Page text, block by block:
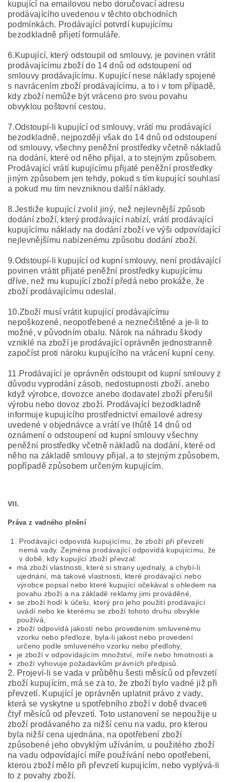
kupující na emailovou nebo doručovací adresu
prodávajícího uvedenou v těchto obchodních
podmínkách. Prodávající potvrdí kupujícímu
bezodkladně přijetí formuláře.
6.Kupující, který odstoupil od smlouvy, je povinen vrátit
prodávajícímu zboží do 14 dnů od odstoupení od
smlouvy prodávajícímu. Kupující nese náklady spojené
s navrácením zboží prodávajícímu, a to i v tom případě,
kdy zboží nemůže být vráceno pro svou povahu
obvyklou poštovní cestou.
7.Odstoupí-li kupující od smlouvy, vrátí mu prodávající
bezodkladně, nejpozději však do 14 dnů od odstoupení
od smlouvy, všechny peněžní prostředky včetně nákladů
na dodání, které od něho přijal, a to stejným způsobem.
Prodávající vrátí kupujícímu přijaté peněžní prostředky
jiným způsobem jen tehdy, pokud s tím kupující souhlasí
a pokud mu tím nevzniknou další náklady.
8.Jestliže kupující zvolil jiný, než nejlevnější způsob
dodání zboží, který prodávající nabízí, vrátí prodávající
kupujícímu náklady na dodání zboží ve výši odpovídající
nejlevnějšímu nabízenému způsobu dodání zboží.
9.Odstoupí-li kupující od kupní smlouvy, není prodávající
povinen vrátit přijaté peněžní prostředky kupujícímu
dříve, než mu kupující zboží předá nebo prokáže, že
zboží prodávajícímu odeslal.
10.Zboží musí vrátit kupující prodávajícímu
nepoškozené, neopotřebené a neznečištěné a je-li to
možné, v původním obalu. Nárok na náhradu škody
vzniklé na zboží je prodávající oprávněn jednostranně
započíst proti nároku kupujícího na vrácení kupní ceny.
11.Prodávající je oprávněn odstoupit od kupní smlouvy z
důvodu vyprodání zásob, nedostupnosti zboží, anebo
když výrobce, dovozce anebo dodavatel zboží přerušil
výrobu nebo dovoz zboží. Prodávající bezodkladně
informuje kupujícího prostřednictví emailové adresy
uvedené v objednávce a vrátí ve lhůtě 14 dnů od
oznámení o odstoupení od kupní smlouvy všechny
peněžní prostředky včetně nákladů na dodání, které od
něho na základě smlouvy přijal, a to stejným způsobem,
popřípadě způsobem určeným kupujícím.
VII.
Práva z vadného plnění
Prodávající odpovídá kupujícímu, že zboží při převzetí
nemá vady. Zejména prodávající odpovídá kupujícímu, že
v době, kdy kupující zboží převzal:
má zboží vlastnosti, které si strany ujednaly, a chybí-li
ujednání, má takové vlastnosti, které prodávající nebo
výrobce popsal nebo které kupující očekával s ohledem na
povahu zboží a na základě reklamy jimi prováděné,
se zboží hodí k účelu, který pro jeho použití prodávající
uvádí nebo ke kterému se zboží tohoto druhu obvykle
používá,
zboží odpovídá jakostí nebo provedením smluvenému
vzorku nebo předloze, byla-li jakost nebo provedení
určeno podle smluveného vzorku nebo předlohy,
je zboží v odpovídajícím množství, míře nebo hmotnosti a
zboží vyhovuje požadavkům právních předpisů.
2. Projeví-li se vada v průběhu šesti měsíců od převzetí
zboží kupujícím, má se za to, že zboží bylo vadné již při
převzetí. Kupující je oprávněn uplatnit právo z vady,
která se vyskytne u spotřebního zboží v době dvaceti
čtyř měsíců od převzetí. Toto ustanovení se nepoužije u
zboží prodávaného za nižší cenu na vadu, pro kterou
byla nižší cena ujednána, na opotřebení zboží
způsobené jeho obvyklým užíváním, u použitého zboží
na vadu odpovídající míře používání nebo opotřebení,
kterou zboží mělo při převzetí kupujícím, nebo vyplývá-li
to z povahy zboží.